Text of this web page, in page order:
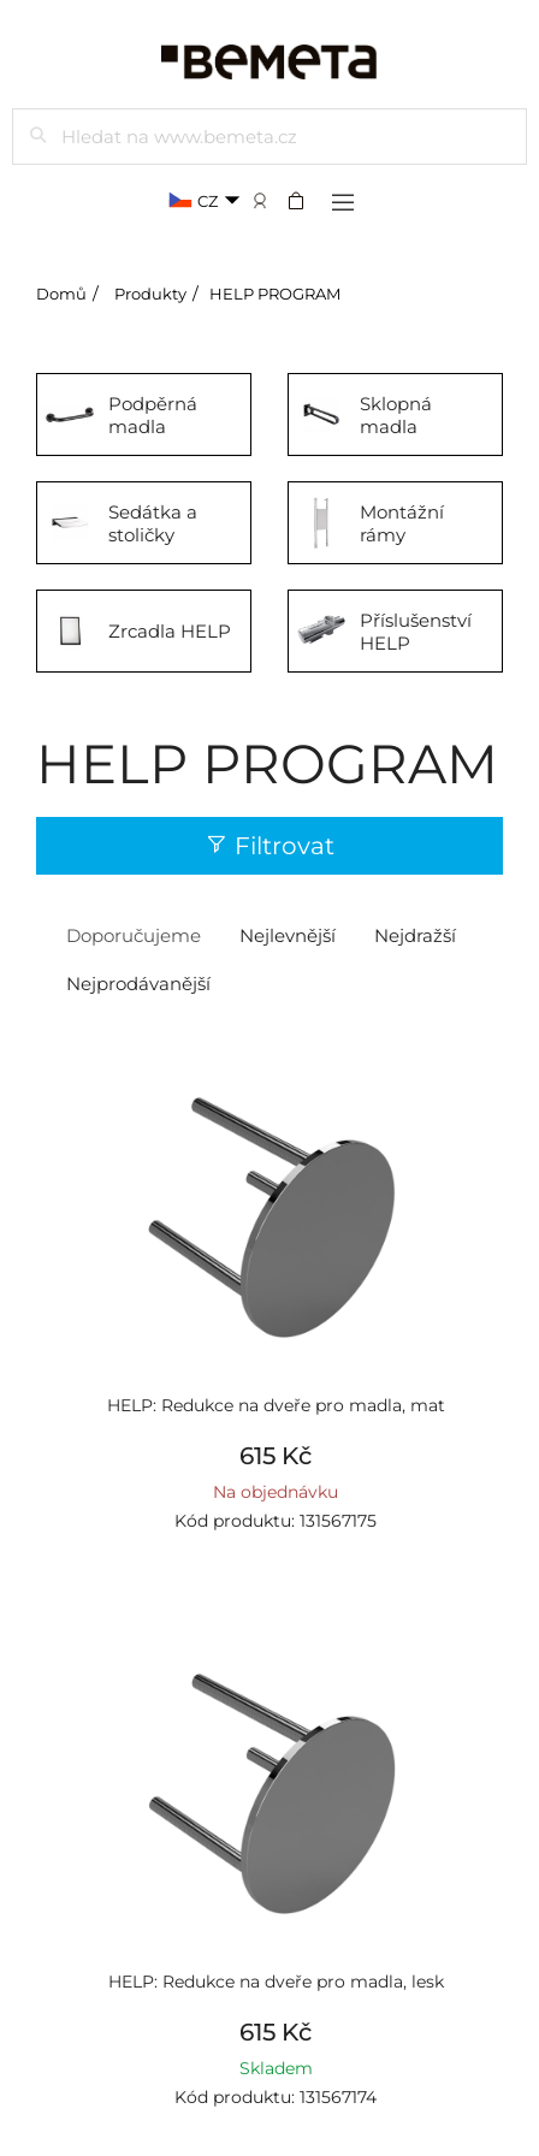
Hledat
CZ
Domů Produkty HELP PROGRAM
Podpěrná
madla
Sklopná
madla
Sedátka a
stoličky
Montážní
rámy
Zrcadla HELP
Příslušenství
HELP
HELP PROGRAM
Filtrovat
Doporučujeme Nejlevnější Nejdražší
Nejprodávanější
HELP: Redukce na dveře pro madla, mat
615 Kč
Na objednávku
Kód produktu: 131567175
HELP: Redukce na dveře pro madla, lesk
615 Kč
Skladem
Kód produktu: 131567174